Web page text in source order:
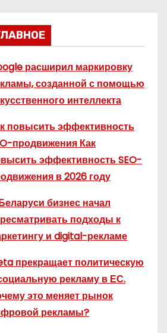
расширил маркировку
созданной с помощью
интеллекта
повысить эффективность
продвижения Как
эффективность SEO-
в 2026 году
бизнес начал
подходы к
и digital-рекламе
прекращает политическую
рекламу в ЕС.
это меняет рынок
рекламы?